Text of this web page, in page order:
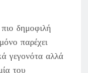
δημοφιλή
παρέχει
γεγονότα αλλά
του